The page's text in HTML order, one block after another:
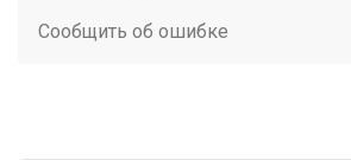
Сообщить об ошибке